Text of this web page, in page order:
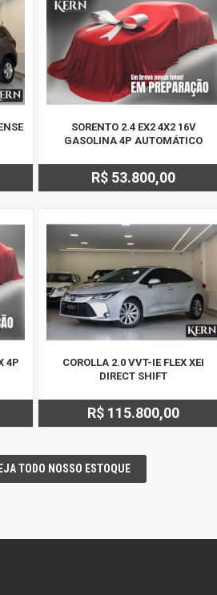
SORENTO 2.4 EX2 4X2 16V
GASOLINA 4P AUTOMÁTICO
R$ 53.800,00
4P
COROLLA 2.0 VVT-IE FLEX XEI
DIRECT SHIFT
R$ 115.800,00
TODO NOSSO ESTOQUE